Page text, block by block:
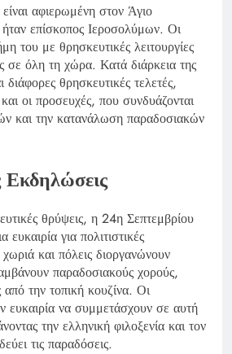
αφιερωμένη στον Άγιο
επίσκοπος Ιεροσολύμων. Οι
του με θρησκευτικές λειτουργίες
σε όλη τη χώρα. Κατά διάρκεια της
διάφορες θρησκευτικές τελετές,
οι προσευχές, που συνδυάζονται
και την κατανάλωση παραδοσιακών
Εκδηλώσεις
θρύψεις, η 24η Σεπτεμβρίου
ευκαιρία για πολιτιστικές
και πόλεις διοργανώνουν
παραδοσιακούς χορούς,
από την τοπική κουζίνα. Οι
ευκαιρία να συμμετάσχουν σε αυτή
την ελληνική φιλοξενία και τον
τις παραδόσεις.